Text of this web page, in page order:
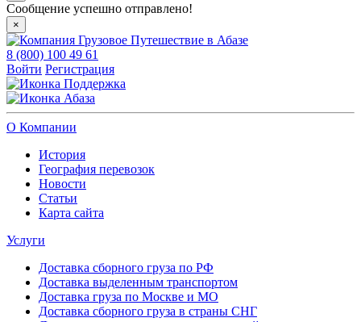
Сообщение успешно отправлено!
×
8 (800) 100 49 61
Войти Регистрация
Поддержка
Абаза
О Компании
История
География перевозок
Новости
Статьи
Карта сайта
Услуги
Доставка сборного груза по РФ
Доставка выделенным транспортом
Доставка груза по Москве и МО
Доставка сборного груза в страны СНГ